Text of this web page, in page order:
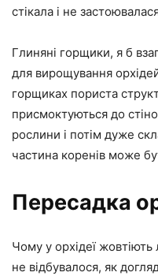
стікала і не
Глиняні горщики, я б
для вирощування
горщиках пориста
присмоктуються до
рослини і потім дуже
частина коренів може
Пересадка
Чому у орхідеї
не відбувалося, як